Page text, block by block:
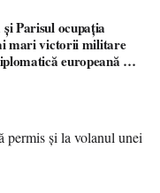
Parisul ocupația
mari victorii militare
europeană (